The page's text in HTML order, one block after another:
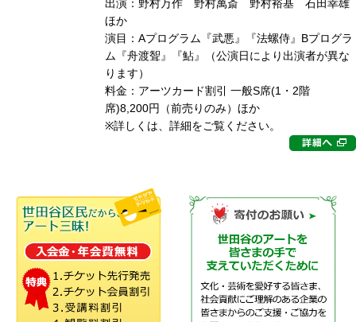
出演：野村万作 野村萬斎 野村裕基 石田幸雄
ほか
演目：Aプログラム『武悪』『法螺侍』Bプログラ
ム『舟渡聟』『鮎』（公演日により出演者が異な
ります）
料金：アーツカード割引 一般S席(1・2階
席)8,200円（前売りのみ）ほか
※詳しくは、詳細をご覧ください。